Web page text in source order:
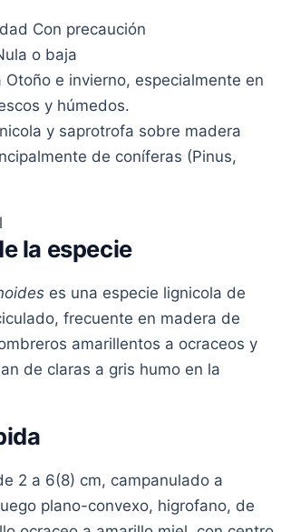
Con precaución
o baja
Otoño e invierno, especialmente en
y húmedos.
y saprotrofa sobre madera
de coníferas (Pinus,
la especie
es una especie lignicola de
frecuente en madera de
amarillentos a ocraceos y
de claras a gris humo en la
2 a 6(8) cm, campanulado a
plano-convexo, higrofano, de